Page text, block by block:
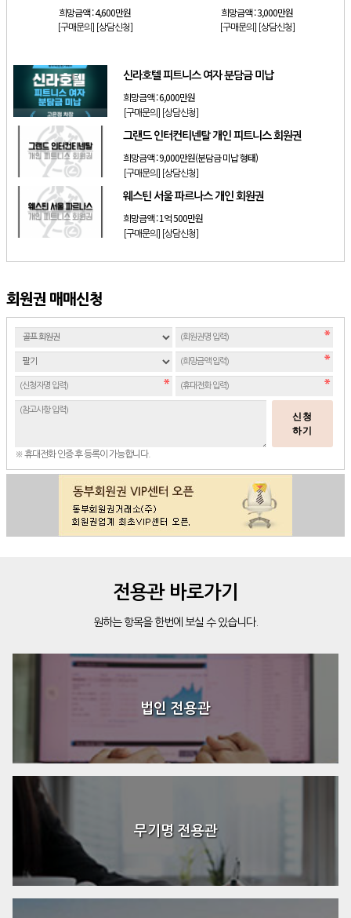
희망금액 :4,600만원
[구매문의] [상담신청]
희망금액 :3,000만원
[구매문의] [상담신청]
신라호텔 피트니스 여자 분담금 미납
희망금액 :6,000만원
[구매문의] [상담신청]
그랜드 인터컨티넨탈 개인 피트니스 회원권
희망금액 :9,000만원(분담금 미납 형태)
[구매문의] [상담신청]
웨스틴 서울 파르나스 개인 회원권
희망금액 :1억 500만원
[구매문의] [상담신청]
회원권 매매신청
신청
하기
※ 휴대전화 인증 후 등록이 가능합니다.
전용관 바로가기
원하는 항목을 한번에 보실 수 있습니다.
법인 전용관
무기명 전용관